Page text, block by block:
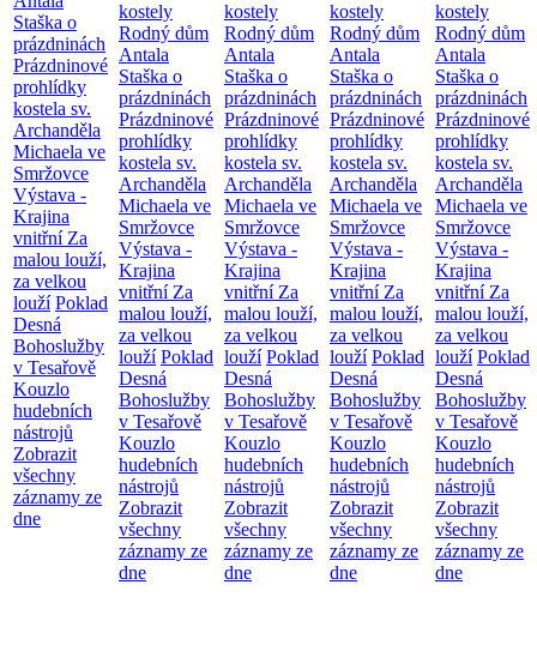
Staška o
prázdninách
Prázdninové
prohlídky
kostela sv.
Archanděla
Michaela ve
Smržovce
Výstava -
Krajina
vnitřní Za
malou louží,
za velkou
louží Poklad
Desná
Bohoslužby
v Tesařově
Kouzlo
hudebních
nástrojů
Zobrazit
všechny
záznamy ze
dne
kostely
Rodný dům
Antala
Staška o
prázdninách
Prázdninové
prohlídky
kostela sv.
Archanděla
Michaela ve
Smržovce
Výstava -
Krajina
vnitřní Za
malou louží,
za velkou
louží Poklad
Desná
Bohoslužby
v Tesařově
Kouzlo
hudebních
nástrojů
Zobrazit
všechny
záznamy ze
dne
kostely
Rodný dům
Antala
Staška o
prázdninách
Prázdninové
prohlídky
kostela sv.
Archanděla
Michaela ve
Smržovce
Výstava -
Krajina
vnitřní Za
malou louží,
za velkou
louží Poklad
Desná
Bohoslužby
v Tesařově
Kouzlo
hudebních
nástrojů
Zobrazit
všechny
záznamy ze
dne
kostely
Rodný dům
Antala
Staška o
prázdninách
Prázdninové
prohlídky
kostela sv.
Archanděla
Michaela ve
Smržovce
Výstava -
Krajina
vnitřní Za
malou louží,
za velkou
louží Poklad
Desná
Bohoslužby
v Tesařově
Kouzlo
hudebních
nástrojů
Zobrazit
všechny
záznamy ze
dne
kostely
Rodný dům
Antala
Staška o
prázdninách
Prázdninové
prohlídky
kostela sv.
Archanděla
Michaela ve
Smržovce
Výstava -
Krajina
vnitřní Za
malou louží,
za velkou
louží Poklad
Desná
Bohoslužby
v Tesařově
Kouzlo
hudebních
nástrojů
Zobrazit
všechny
záznamy ze
dne